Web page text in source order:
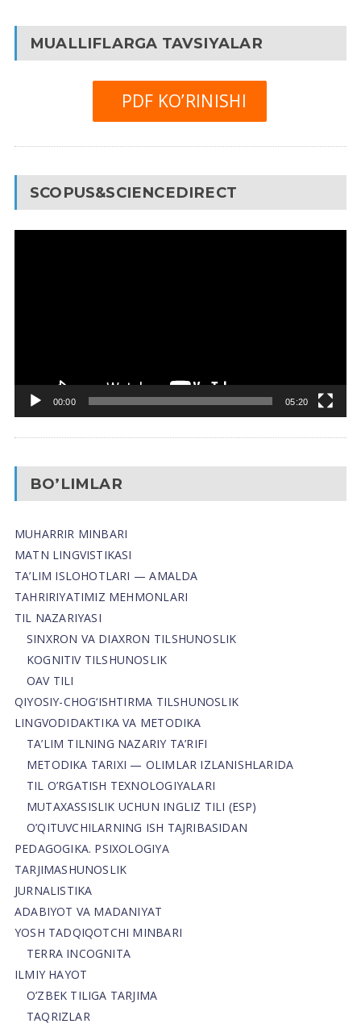
MUALLIFLARGA TAVSIYALAR
PDF KO’RINISHI
SCOPUS&SCIENCEDIRECT
00:00 05:20
BO’LIMLAR
MUHARRIR MINBARI
MATN LINGVISTIKASI
TA’LIM ISLOHOTLARI — AMALDA
TAHRIRIYATIMIZ MEHMONLARI
TIL NAZARIYASI
SINXRON VA DIAXRON TILSHUNOSLIK
KOGNITIV TILSHUNOSLIK
OAV TILI
QIYOSIY-CHOG‘ISHTIRMA TILSHUNOSLIK
LINGVODIDAKTIKA VA METODIKA
TA’LIM TILNING NAZARIY TA’RIFI
METODIKA TARIXI — OLIMLAR IZLANISHLARIDA
TIL O’RGATISH TEXNOLOGIYALARI
MUTAXASSISLIK UCHUN INGLIZ TILI (ESP)
O’QITUVCHILARNING ISH TAJRIBASIDAN
PEDAGOGIKA. PSIXOLOGIYA
TARJIMASHUNOSLIK
JURNALISTIKA
ADABIYOT VA MADANIYAT
YOSH TADQIQOTCHI MINBARI
TERRA INCOGNITA
ILMIY HAYOT
O’ZBEK TILIGA TARJIMA
TAQRIZLAR